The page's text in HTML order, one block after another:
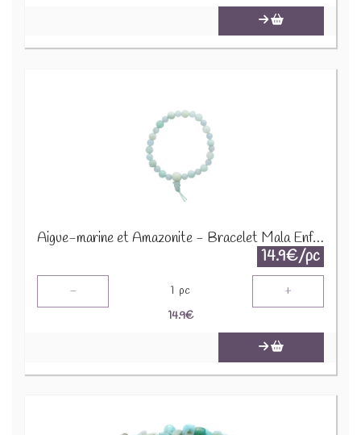
Aigue-marine et Amazonite - Bracelet Mala Enfant 68994
14.9€/pc
- 1 pc +
14.9€